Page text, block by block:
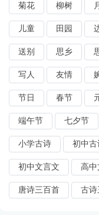
菊花 柳树
儿童 田园
送别 思乡
写人 友情
节日 春节
端午节 七夕节
小学古诗 初中古
初中文言文 高中
唐诗三百首 古诗